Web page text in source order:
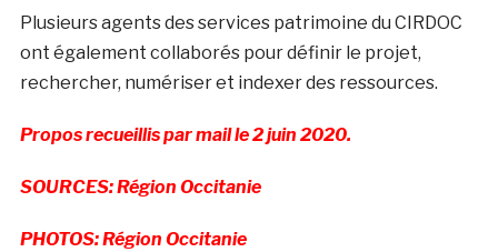
Plusieurs agents des services patrimoine du CIRDOC
ont également collaborés pour définir le projet,
rechercher, numériser et indexer des ressources.
Propos recueillis par mail le 2 juin 2020.
SOURCES: Région Occitanie
PHOTOS: Région Occitanie